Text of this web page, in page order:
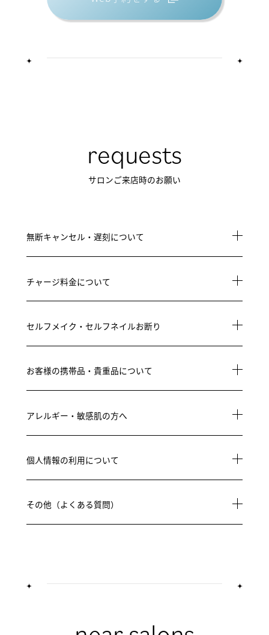
requests
サロンご来店時のお願い
無断キャンセル・遅刻について
チャージ料金について
セルフメイク・セルフネイルお断り
お客様の携帯品・貴重品について
アレルギー・敏感肌の方へ
個人情報の利用について
その他（よくある質問）